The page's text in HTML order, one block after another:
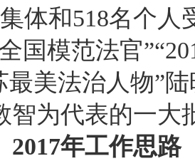
体和518名个
国模范法官
最美法治人物”
智为代表的一大
2017年工作思路